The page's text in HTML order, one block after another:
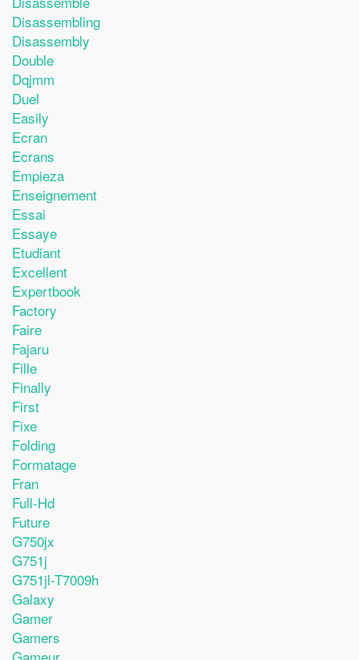
Disassembling
Disassembly
Double
Dqjmm
Duel
Easily
Ecran
Ecrans
Empieza
Enseignement
Essai
Essaye
Etudiant
Excellent
Expertbook
Factory
Faire
Fajaru
Fille
Finally
First
Fixe
Folding
Formatage
Fran
Full-Hd
Future
G750jx
G751j
G751jl-T7009h
Galaxy
Gamer
Gamers